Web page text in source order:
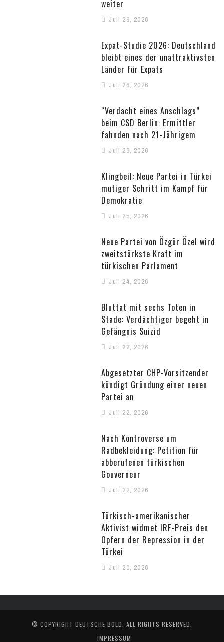
weiter
Juli 26, 2026
Expat-Studie 2026: Deutschland
bleibt eines der unattraktivsten
Länder für Expats
Juli 26, 2026
“Verdacht eines Anschlags”
beim CSD Berlin: Ermittler
fahnden nach 21-Jährigem
Juli 26, 2026
Klingbeil: Neue Partei in Türkei
mutiger Schritt im Kampf für
Demokratie
Juli 25, 2026
Neue Partei von Özgür Özel wird
zweitstärkste Kraft im
türkischen Parlament
Juli 24, 2026
Bluttat mit sechs Toten in
Stade: Verdächtiger begeht in
Gefängnis Suizid
Juli 22, 2026
Abgesetzter CHP-Vorsitzender
kündigt Gründung einer neuen
Partei an
Juli 22, 2026
Nach Kontroverse um
Radbekleidung: Petition für
abberufenen türkischen
Gouverneur
Juli 22, 2026
Türkisch-amerikanischer
Aktivist widmet IRF-Preis den
Opfern der Repression in der
Türkei
Juli 20, 2026
© COPYRIGHT DEUTSCHE BOLD . ALL RIGHTS RESERVED.
IMPRESSUM